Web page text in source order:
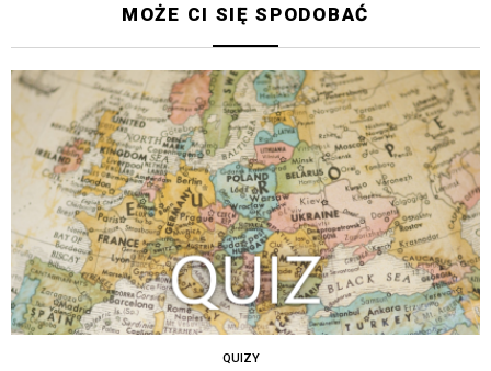
MOŻE CI SIĘ SPODOBAĆ
QUIZY